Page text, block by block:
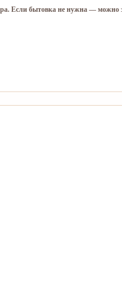
Если бытовка не нужна —